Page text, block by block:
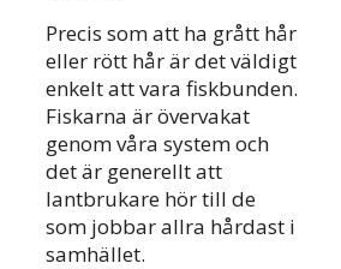
Precis som att ha grått hår
eller rött hår är det väldigt
enkelt att vara fiskbunden.
Fiskarna är övervakat
genom våra system och
det är generellt att
lantbrukare hör till de
som jobbar allra hårdast i
samhället.